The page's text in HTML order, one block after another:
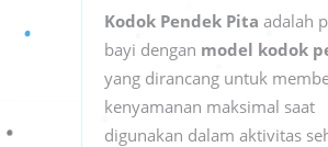
Kodok Pendek Pita adalah
bayi dengan model kodok
yang dirancang untuk
kenyamanan maksimal saat
digunakan dalam aktivitas